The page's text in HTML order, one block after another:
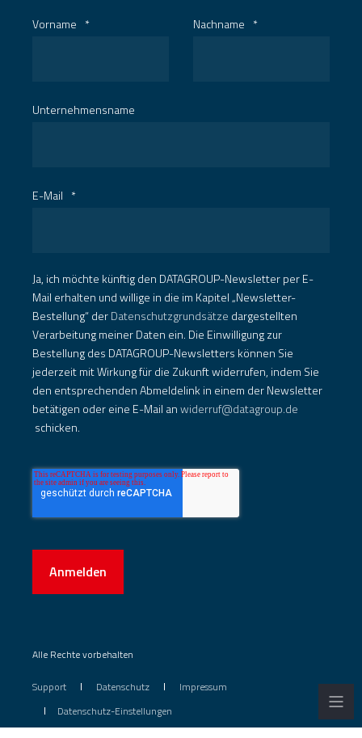
Vorname * Nachname *
Unternehmensname
E-Mail *
Ja, ich möchte künftig den DATAGROUP-Newsletter per E-
Mail erhalten und willige in die im Kapitel „Newsletter-
Bestellung“ derDatenschutzgrundsätze dargestellten
Verarbeitung meiner Daten ein. Die Einwilligung zur
Bestellung des DATAGROUP-Newsletters können Sie
jederzeit mit Wirkung für die Zukunft widerrufen, indem Sie
den entsprechenden Abmeldelink in einem der Newsletter
betätigen oder eine E-Mail anwiderruf@datagroup.de
schicken.
Anmelden
Alle Rechte vorbehalten
Support Datenschutz
Impressum
Datenschutz-Einstellungen